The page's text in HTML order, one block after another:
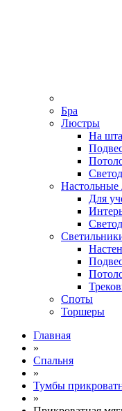
Бра
Люстры
На
Для
Споты
Торшеры
Главная
»
Спальня
»
Тумбы
»